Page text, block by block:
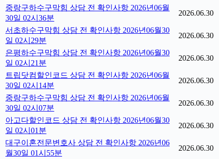
중랑구하수구막힘 상담 전 확인사항 2026년06월
30일 02시36분
2026.06.30
서초하수구막힘 상담 전 확인사항 2026년06월30
일 02시29분
2026.06.30
은평하수구막힘 상담 전 확인사항 2026년06월30
일 02시21분
2026.06.30
트립닷컴할인코드 상담 전 확인사항 2026년06월
30일 02시14분
2026.06.30
중랑구하수구막힘 상담 전 확인사항 2026년06월
30일 02시07분
2026.06.30
아고다할인코드 상담 전 확인사항 2026년06월30
일 02시01분
2026.06.30
대구이혼전문변호사 상담 전 확인사항 2026년06
월30일 01시55분
2026.06.30